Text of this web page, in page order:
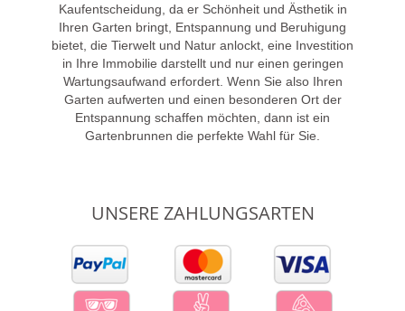
Kaufentscheidung, da er Schönheit und Ästhetik in
Ihren Garten bringt, Entspannung und Beruhigung
bietet, die Tierwelt und Natur anlockt, eine Investition
in Ihre Immobilie darstellt und nur einen geringen
Wartungsaufwand erfordert. Wenn Sie also Ihren
Garten aufwerten und einen besonderen Ort der
Entspannung schaffen möchten, dann ist ein
Gartenbrunnen die perfekte Wahl für Sie.
UNSERE ZAHLUNGSARTEN